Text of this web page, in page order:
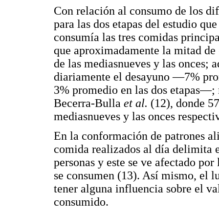
Con relación al consumo de los
para las dos etapas del estudio
consumía las tres comidas
que aproximadamente la mitad
de las mediasnueves y las onces;
diariamente el desayuno —7%
3% promedio en las dos
Becerra-Bulla et al. (12), donde
mediasnueves y las onces
En la conformación de patrones
comida realizados al día delimita
personas y este se ve afectado
se consumen (13). Así mismo, el
tener alguna influencia sobre el
consumido.